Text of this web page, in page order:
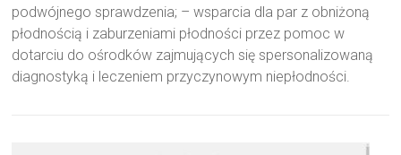
podwójnego sprawdzenia; – wsparcia dla par z obniżoną
płodnością i zaburzeniami płodności przez pomoc w
dotarciu do ośrodków zajmujących się spersonalizowaną
diagnostyką i leczeniem przyczynowym niepłodności.